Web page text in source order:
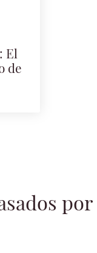
El
de
por